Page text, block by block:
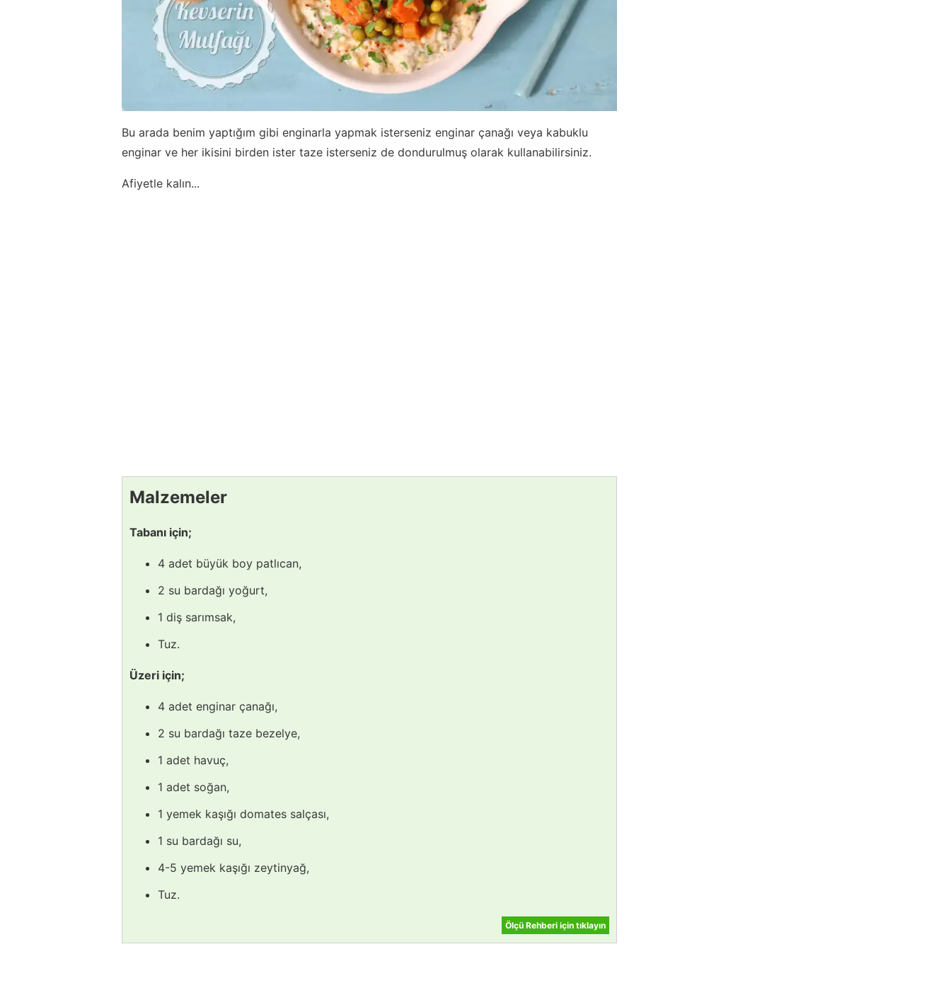
Bu arada benim yaptığım gibi enginarla yapmak isterseniz enginar çanağı veya kabuklu
enginar ve her ikisini birden ister taze isterseniz de dondurulmuş olarak kullanabilirsiniz.
Afiyetle kalın...
Malzemeler
Tabanı için;
4 adet büyük boy patlıcan,
2 su bardağı yoğurt,
1 diş sarımsak,
Tuz.
Üzeri için;
4 adet enginar çanağı,
2 su bardağı taze bezelye,
1 adet havuç,
1 adet soğan,
1 yemek kaşığı domates salçası,
1 su bardağı su,
4-5 yemek kaşığı zeytinyağ,
Tuz.
Ölçü Rehberi için tıklayın